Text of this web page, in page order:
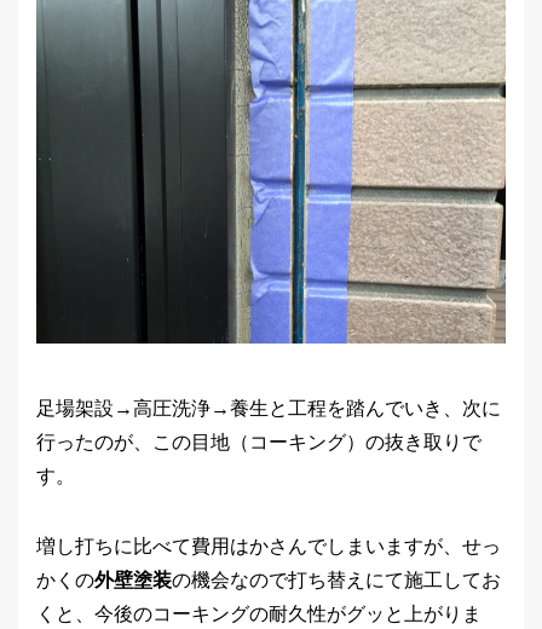
足場架設→高圧洗浄→養生と工程を踏んでいき、次に
行ったのが、この目地（コーキング）の抜き取りで
す。
増し打ちに比べて費用はかさんでしまいますが、せっ
かくの外壁塗装の機会なので打ち替えにて施工してお
くと、今後のコーキングの耐久性がグッと上がりま